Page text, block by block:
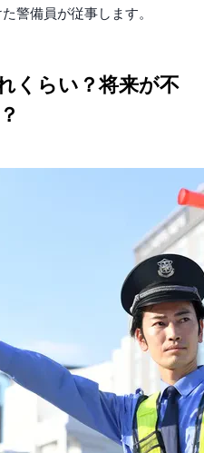
警備員が従事します。
くらい？将来が不